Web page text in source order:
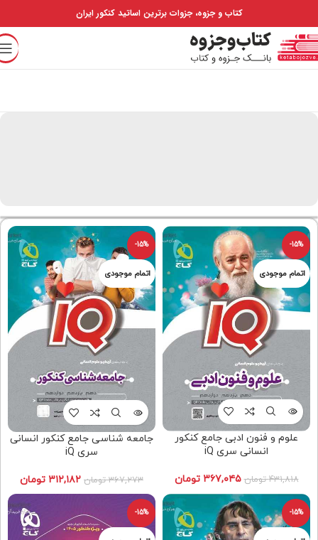
کتاب و جزوه، جزوات برترین اساتید کنکور ایران
-15%
علوم و فنون ادبی جامع کنکور
انسانی سری iQ
۴۳۱,۸۱۸ تومان ۳۶۷,۰۴۵ تومان
-15%
جامعه شناسی جامع کنکور انسانی
سری iQ
۳۶۷,۲۷۳ تومان ۳۱۲,۱۸۲ تومان
-15%
-15%